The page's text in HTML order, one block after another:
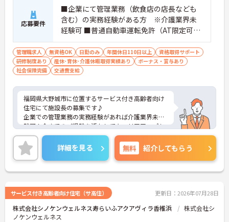
応募要件
■企業にて管理業務（飲食店の店長なども
含む）の実務経験がある方 ※介護業界未
経験可 ■普通自動車運転免許（AT限定可）
■Word、Excelの基本スキル
管理職求人 無資格OK 日勤のみ 年間休日110日以上
資格取得サポート
研修制度あり
産休･育休･介護休暇取得実績あり
ボーナス・賞与あり
社会保険完備
交通費支給
福岡県大野城市に位置するサービス付き高齢者向け
住宅にて施設長の募集です♪
企業での管理業務の実務経験があれば介護業界未経
験可！今までのご経験を活かしてキャリアアップも
目指せます！
ご興味ある方には、面接のポイントなど、さらに詳
細をお話致しますのでお気軽にご相談ください。
詳細を見る 無料 紹介してもらう
サービス付き高齢者向け住宅（サ高住） 更新日：2026年07月28日
株式会社シノケンウェルネス寿らいふアクアヴィラ香椎浜
株式会社シ
ノケンウェルネス